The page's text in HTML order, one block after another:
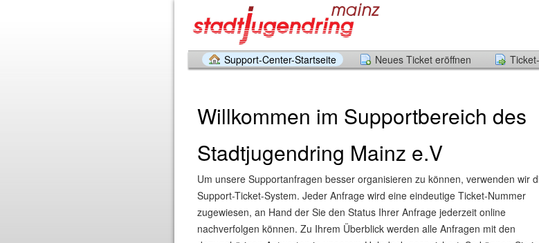
Support-Center-Startseite Neues Ticket eröffnen
Willkommen im Supportbereich des
Stadtjugendring Mainz e.V
Um unsere Supportanfragen besser organisieren zu können, verwenden wir
Support-Ticket-System. Jeder Anfrage wird eine eindeutige Ticket-Nummer
zugewiesen, an Hand der Sie den Status Ihrer Anfrage jederzeit online
nachverfolgen können. Zu Ihrem Überblick werden alle Anfragen mit den